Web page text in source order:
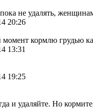
не удалять,
20:26
кормлю грудью
13:31
19:25
и удаляйте. Но